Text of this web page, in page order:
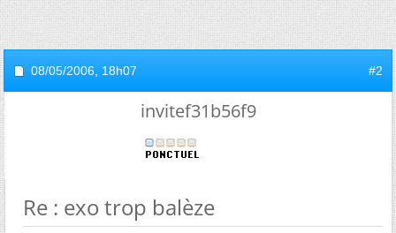
08/05/2006, 18h07 #2
invitef31b56f9
Re : exo trop balèze